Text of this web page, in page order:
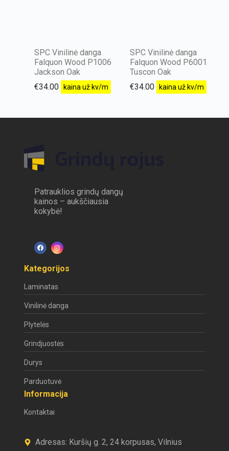
SPC Vinilinė danga
Falquon Wood P1006
Jackson Oak
€34.00 kaina už kv/m
SPC Vinilinė danga
Falquon Wood P6001
Tuscon Oak
€34.00 kaina už kv/m
Patrauklios grindų dangų
kainos – aukščiausia
kokybė!
Kategorijos
Laminatas
Vinilinė danga
Plytelės
Grindjuostės
Durys
Parduotuvė
Informacija
Kontaktai
Adresas: Kuršių g. 2, 24 korpusas, Vilnius